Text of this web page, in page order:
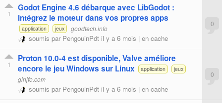
1
Godot Engine 4.6 débarque avec LibGodot :
intégrez le moteur dans vos propres apps
application jeux goodtech.info
soumis par PengouinPdt il y a 6 mois | en cache
0
1
Proton 10.0-4 est disponible, Valve améliore
encore le jeu Windows sur Linux
application jeux
ginjfo.com
soumis par PengouinPdt il y a 6 mois | en cache
0